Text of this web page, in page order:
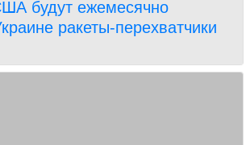
будут ежемесячно
ракеты-перехватчики